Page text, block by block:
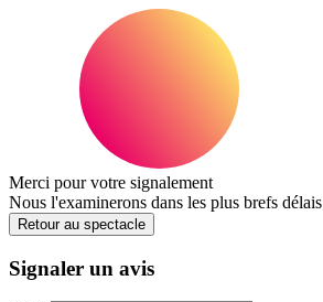
Merci pour votre signalement
Nous l'examinerons dans les plus brefs délais
Retour au spectacle
Signaler un avis